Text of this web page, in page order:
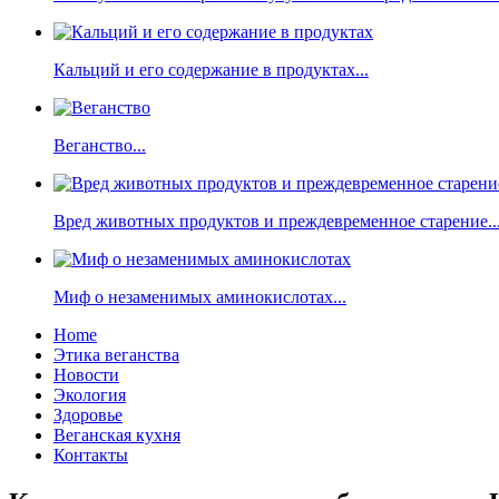
Кальций и его содержание в продуктах...
Веганство...
Вред животных продуктов и преждевременное
Миф о незаменимых аминокислотах...
Home
Этика веганства
Новости
Экология
Здоровье
Веганская кухня
Контакты